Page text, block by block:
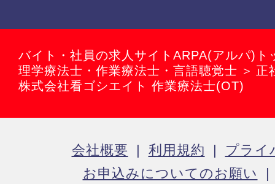
バイト・社員の求人サイトARPA(アルパ)ト
理学療法士・作業療法士・言語聴覚士
正
株式会社看ゴシエイト 作業療法士(OT)
会社概要 利用規約
プライ
お申込みについてのお願い